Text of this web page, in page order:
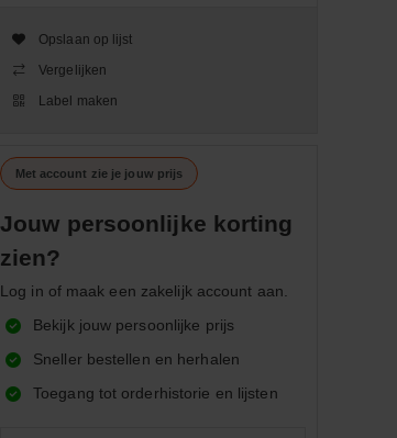
Opslaan op lijst
Vergelijken
Label maken
Met account zie je jouw prijs
Jouw persoonlijke korting
zien?
Log in of maak een zakelijk account aan.
Bekijk jouw persoonlijke prijs
Sneller bestellen en herhalen
Toegang tot orderhistorie en lijsten